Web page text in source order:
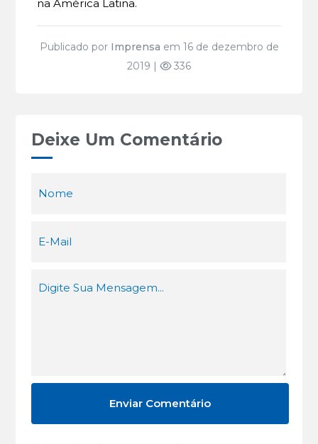
na América Latina.
Publicado por Imprensa em 16 de dezembro de
2019 |
336
Deixe Um Comentário